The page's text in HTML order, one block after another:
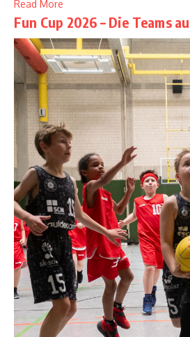
Read More
Fun Cup 2026 – Die Teams